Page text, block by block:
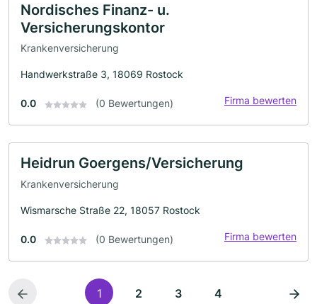
Nordisches Finanz- u.
Versicherungskontor
Krankenversicherung
Handwerkstraße 3, 18069 Rostock
0.0 (0 Bewertungen) Firma bewerten
Heidrun Goergens/Versicherung
Krankenversicherung
Wismarsche Straße 22, 18057 Rostock
0.0 (0 Bewertungen) Firma bewerten
1 2 3 4